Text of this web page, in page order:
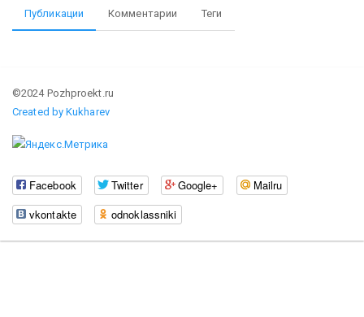
Публикации Комментарии Теги
©2024 Pozhproekt.ru
Created by Kukharev
Facebook Twitter Google+
Mailru
vkontakte
odnoklassniki